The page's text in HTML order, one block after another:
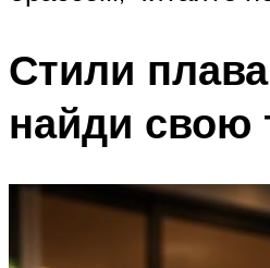
Стили
найди свою